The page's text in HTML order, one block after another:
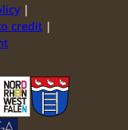
credit